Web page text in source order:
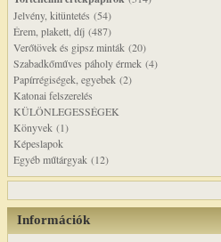
Jelvény, kitüntetés (54)
Érem, plakett, díj (487)
Verőtövek és gipsz minták (20)
Szabadkőműves páholy érmek (4)
Papírrégiségek, egyebek (2)
Katonai felszerelés
KÜLÖNLEGESSÉGEK
Könyvek (1)
Képeslapok
Egyéb műtárgyak (12)
Információk